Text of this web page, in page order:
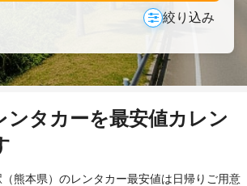
絞り込み
ンタカーを最安値カレン
熊本県）のレンタカー最安値は日帰り ご用意